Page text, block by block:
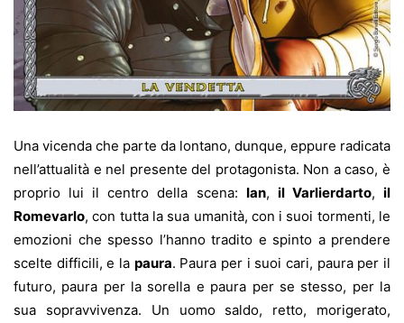
Una vicenda che parte da lontano, dunque, eppure radicata
nell’attualità e nel presente del protagonista. Non a caso, è
proprio lui il centro della scena: Ian, il Varlierdarto,il
Romevarlo, con tutta la sua umanità, con i suoi tormenti, le
emozioni che spesso l’hanno tradito e spinto a prendere
scelte difficili, e la paura. Paura per i suoi cari, paura per il
futuro, paura per la sorella e paura per se stesso, per la
sua sopravvivenza. Un uomo saldo, retto, morigerato,